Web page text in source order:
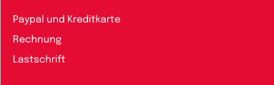
Paypal und Kreditkarte
Rechnung
Lastschrift